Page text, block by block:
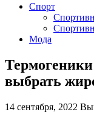
Спорт
Мода
выбрать
14 сентября, 2022